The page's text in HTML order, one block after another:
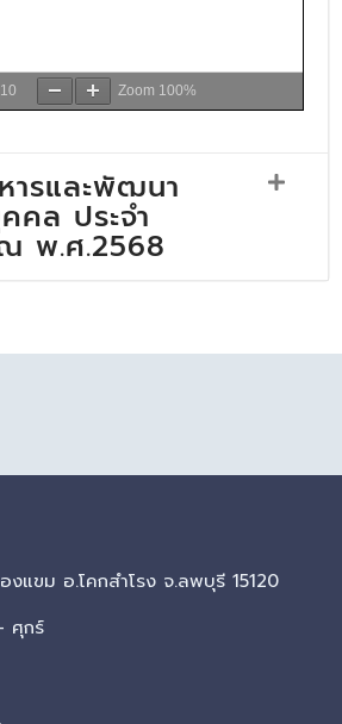
10 Zoom 100%
ารและพัฒนา
คล ประจำ
พ.ศ.2568
แขม อ.โคกสำโรง จ.ลพบุรี 15120
ศุกร์